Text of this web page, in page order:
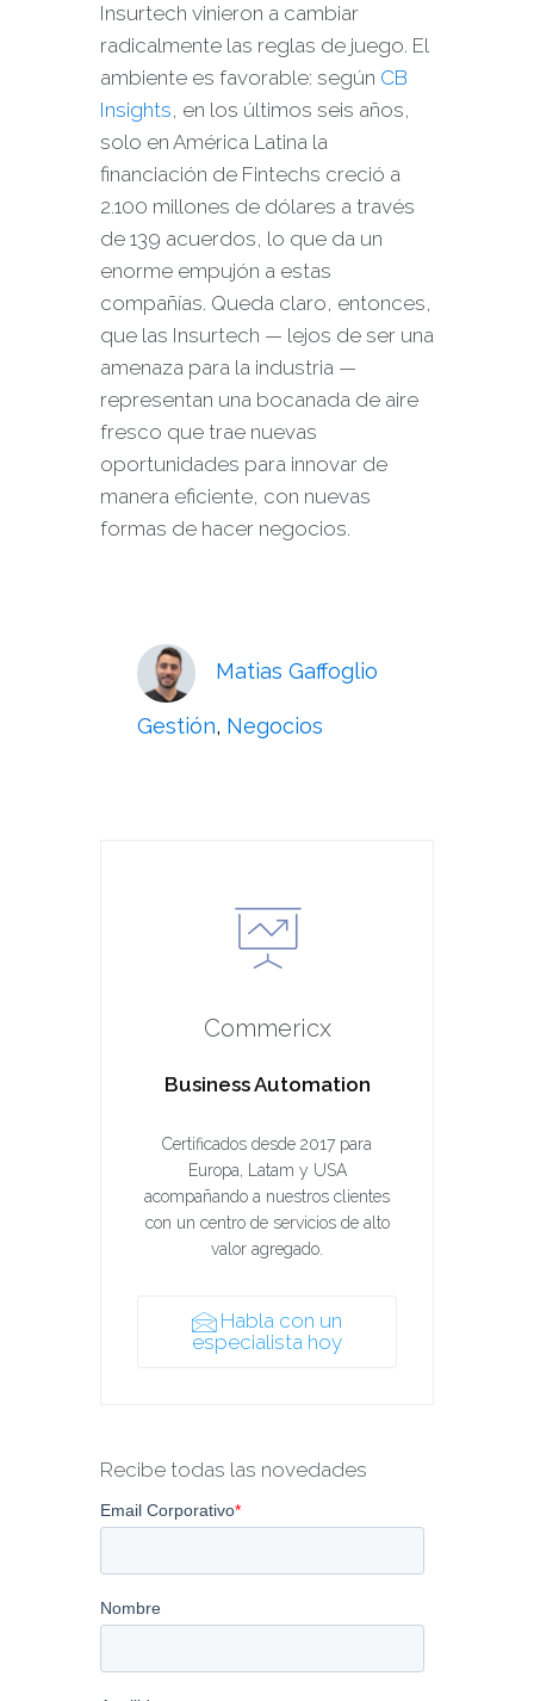
Insurtech vinieron a cambiar
radicalmente las reglas de juego. El
ambiente es favorable: según CB
Insights, en los últimos seis años,
solo en América Latina la
financiación de Fintechs creció a
2.100 millones de dólares a través
de 139 acuerdos, lo que da un
enorme empujón a estas
compañías. Queda claro, entonces,
que las Insurtech — lejos de ser una
amenaza para la industria —
representan una bocanada de aire
fresco que trae nuevas
oportunidades para innovar de
manera eficiente, con nuevas
formas de hacer negocios.
Matias Gaffoglio
Gestión, Negocios
Commericx
Business Automation
Certificados desde 2017 para
Europa, Latam y USA
acompañando a nuestros clientes
con un centro de servicios de alto
valor agregado.
Habla con un
especialista hoy
Recibe todas las novedades